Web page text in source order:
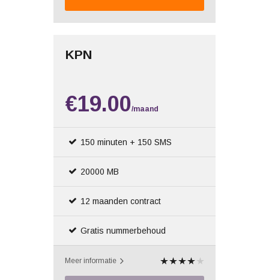
KPN
€19.00/maand
150 minuten + 150 SMS
20000 MB
12 maanden contract
Gratis nummerbehoud
Meer informatie